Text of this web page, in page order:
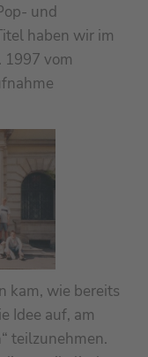
und
haben wir im
1997 vom
kam, wie bereits
Idee auf, am
teilzunehmen.